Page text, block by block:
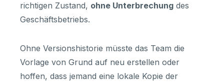
richtigen Zustand, ohne Unterbrechung des
Geschäftsbetriebs.
Ohne Versionshistorie müsste das Team die
Vorlage von Grund auf neu erstellen oder
hoffen, dass jemand eine lokale Kopie der